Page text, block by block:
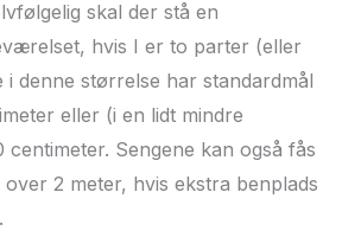
skal der stå en
hvis I er to parter (eller
i denne størrelse har standardmål
eller (i en lidt mindre
Sengene kan også fås
2 meter, hvis ekstra benplads